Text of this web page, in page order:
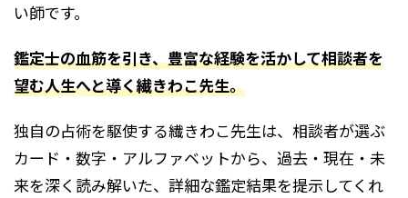
い師です。
鑑定士の血筋を引き、豊富な経験を活かして相談者を
望む人生へと導く繊きわこ先生。
独自の占術を駆使する繊きわこ先生は、相談者が選ぶ
カード・数字・アルファベットから、過去・現在・未
来を深く読み解いた、詳細な鑑定結果を提示してくれ